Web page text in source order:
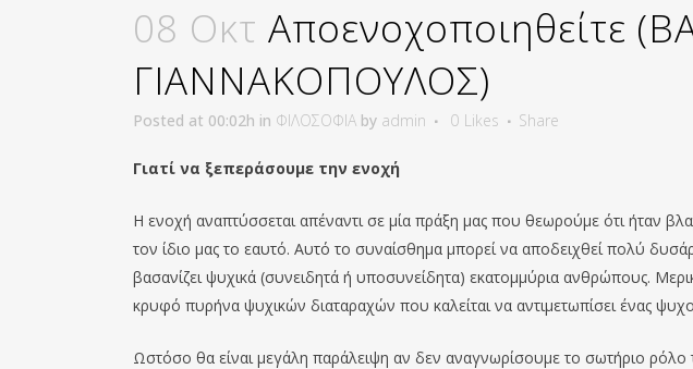
08 Οκτ Αποενοχοποιηθείτε
ΓΙΑΝΝΑΚΟΠΟΥΛΟΣ)
Posted at 00:02h in ΦΙΛΟΣΟΦΙΑ by admin 0 Likes Share
Γιατί να ξεπεράσουμε την ενοχή
Η ενοχή αναπτύσσεται απέναντι σε μία πράξη μας που θεωρούμε ότι ήταν
τον ίδιο μας το εαυτό. Αυτό το συναίσθημα μπορεί να αποδειχθεί πολύ
βασανίζει ψυχικά (συνειδητά ή υποσυνείδητα) εκατομμύρια ανθρώπους.
κρυφό πυρήνα ψυχικών διαταραχών που καλείται να αντιμετωπίσει ένας
Ωστόσο θα είναι μεγάλη παράλειψη αν δεν αναγνωρίσουμε το σωτήριο ρόλο